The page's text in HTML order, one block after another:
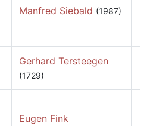
Manfred Siebald (1987)
Gerhard Tersteegen
(1729)
Eugen Fink